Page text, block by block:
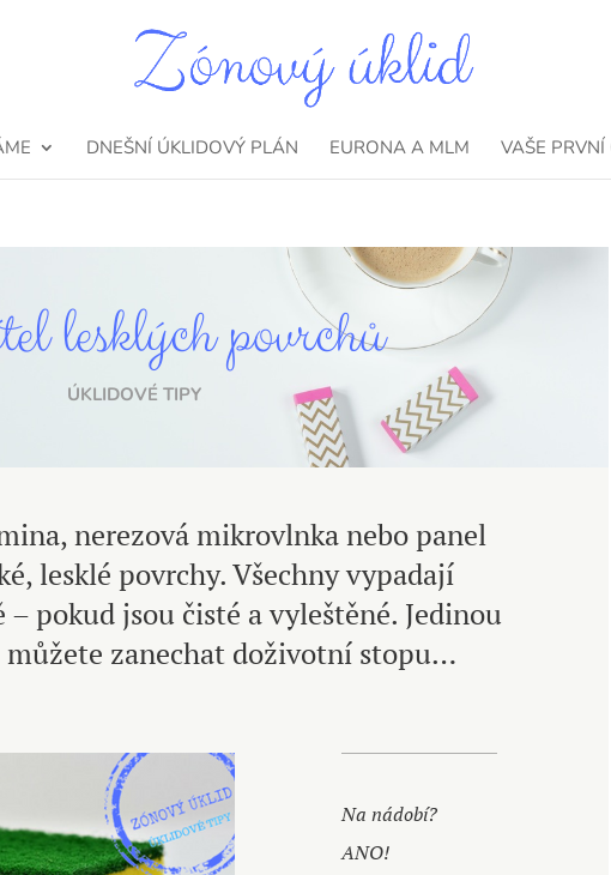
DNEŠNÍ ÚKLIDOVÝ PLÁN EURONA A MLM VAŠE
lesklých povrchů
ÚKLIDOVÉ TIPY
nerezová mikrovlnka nebo panel
lesklé povrchy. Všechny vypadají
– pokud jsou čisté a vyleštěné. Jedinou
můžete zanechat doživotní stopu…
Na nádobí?
ANO!